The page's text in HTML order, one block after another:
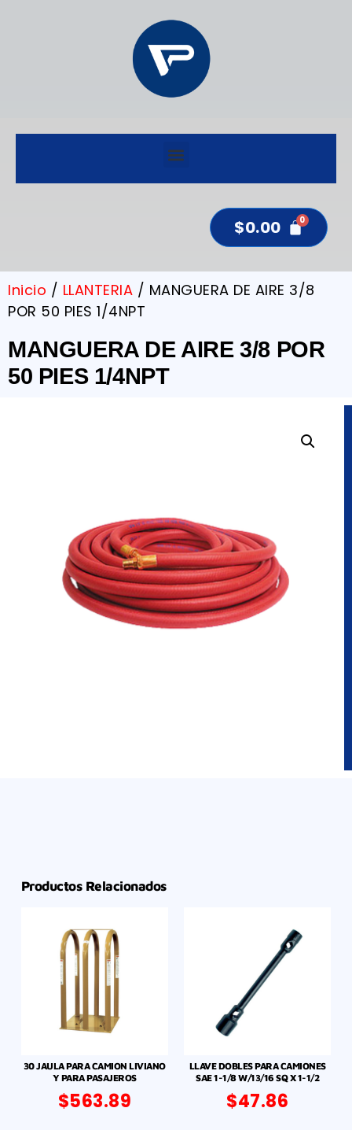
$0.00
Inicio / LLANTERIA / MANGUERA DE AIRE 3/8
POR 50 PIES 1/4NPT
MANGUERA DE AIRE 3/8 POR
50 PIES 1/4NPT
Productos Relacionados
30 JAULA PARA CAMION LIVIANO
Y PARA PASAJEROS
$563.89
LLAVE DOBLES PARA CAMIONES
SAE 1-1/8 W/13/16 SQ X 1-1/2
$47.86